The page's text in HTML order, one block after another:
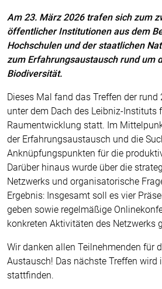
Am 23. März 2026 trafen sich zum
öffentlicher Institutionen aus dem
Hochschulen und der staatlichen
zum Erfahrungsaustausch rund um
Biodiversität.
Dieses Mal fand das Treffen der
unter dem Dach des Leibniz-Instituts
Raumentwicklung statt. Im
der Erfahrungsaustausch und die
Anknüpfungspunkten für die
Darüber hinaus wurde über die
Netzwerks und organisatorische
Ergebnis: Insgesamt soll es vier
geben sowie regelmäßige
konkreten Aktivitäten des Netzwerks
Wir danken allen Teilnehmenden für
Austausch! Das nächste Treffen wird
stattfinden.